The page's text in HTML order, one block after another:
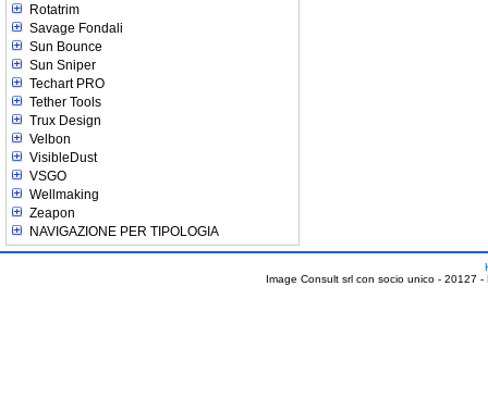
Rotatrim
Savage Fondali
Sun Bounce
Sun Sniper
Techart PRO
Tether Tools
Trux Design
Velbon
VisibleDust
VSGO
Wellmaking
Zeapon
NAVIGAZIONE PER TIPOLOGIA
Image Consult srl con socio unico - 20127